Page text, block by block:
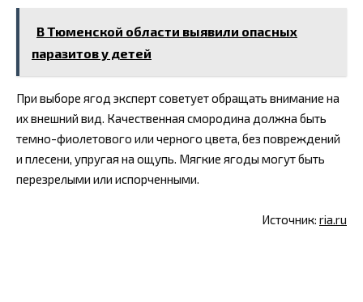
В Тюменской области выявили опасных
паразитов у детей
При выборе ягод эксперт советует обращать внимание на
их внешний вид. Качественная смородина должна быть
темно-фиолетового или черного цвета, без повреждений
и плесени, упругая на ощупь. Мягкие ягоды могут быть
перезрелыми или испорченными.
Источник: ria.ru